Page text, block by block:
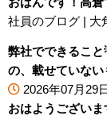
社員のブログ | 大
弊社でできるこ
の、載せていない
2026年07月29
おはようござい